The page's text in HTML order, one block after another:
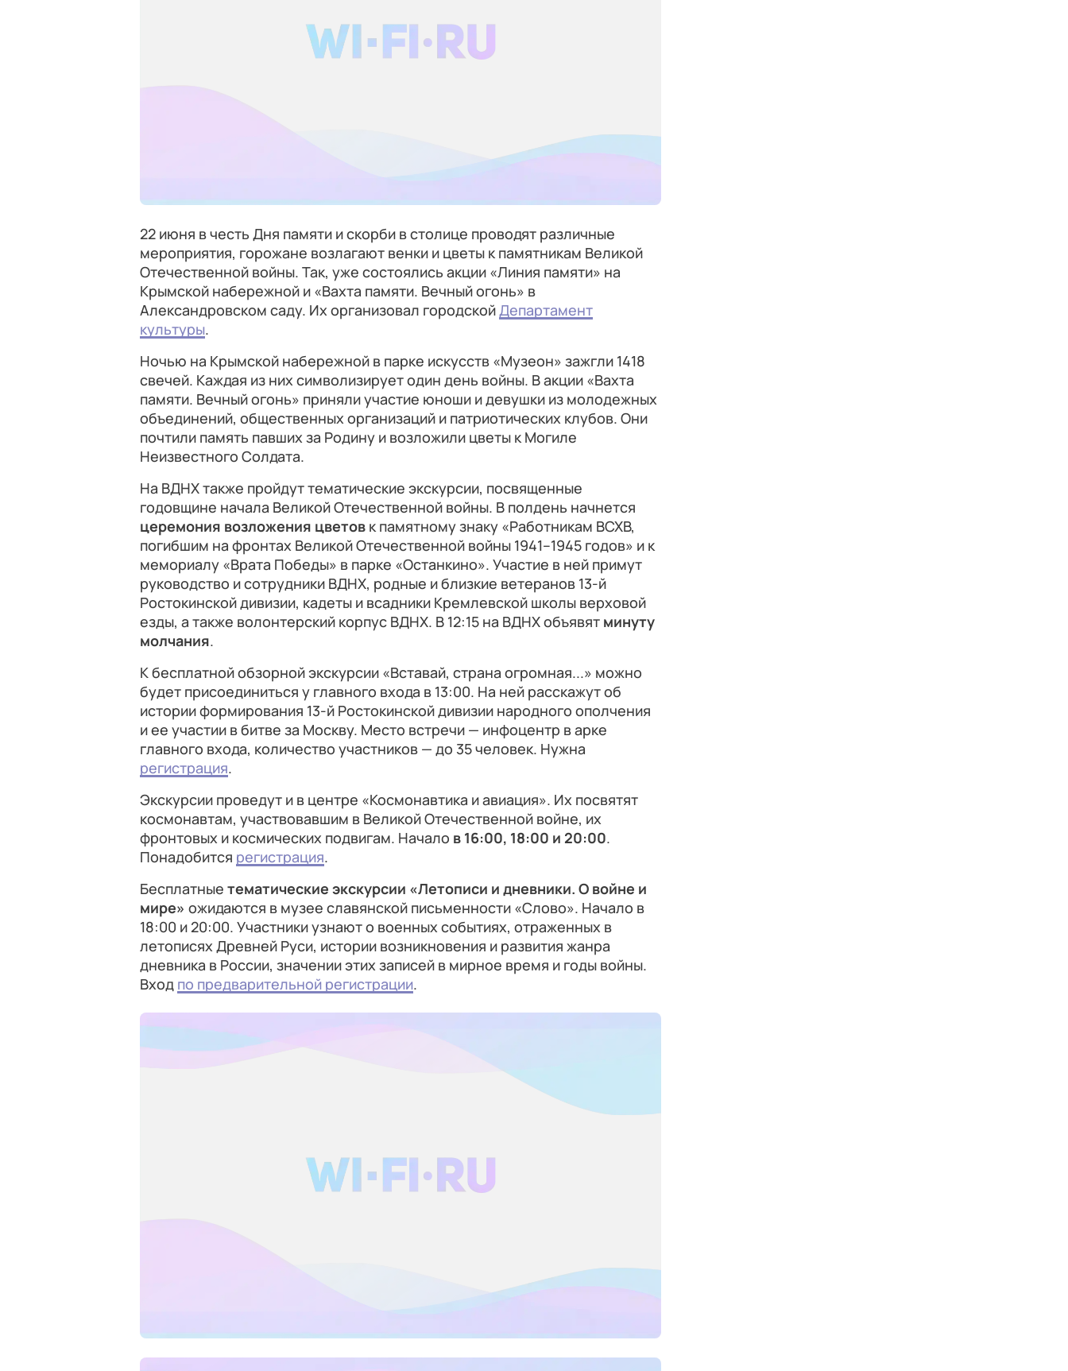
22 июня в честь Дня памяти и скорби в столице проводят различные
мероприятия, горожане возлагают венки и цветы к памятникам Великой
Отечественной войны. Так, уже состоялись акции «Линия памяти» на
Крымской набережной и «Вахта памяти. Вечный огонь» в
Александровском саду. Их организовал городскойДепартамент
культуры.
Ночью на Крымской набережной в парке искусств «Музеон» зажгли 1418
свечей. Каждая из них символизирует один день войны. В акции «Вахта
памяти. Вечный огонь» приняли участие юноши и девушки из молодежных
объединений, общественных организаций и патриотических клубов. Они
почтили память павших за Родину и возложили цветы к Могиле
Неизвестного Солдата.
На ВДНХ также пройдут тематические экскурсии, посвященные
годовщине начала Великой Отечественной войны. В полдень начнется
церемония возложения цветов к памятному знаку «Работникам ВСХВ,
погибшим на фронтах Великой Отечественной войны 1941–1945 годов» и к
мемориалу «Врата Победы» в парке «Останкино». Участие в ней примут
руководство и сотрудники ВДНХ, родные и близкие ветеранов 13-й
Ростокинской дивизии, кадеты и всадники Кремлевской школы верховой
езды, а также волонтерский корпус ВДНХ. В 12:15 на ВДНХ объявят минуту
молчания.
К бесплатной обзорной экскурсии «Вставай, страна огромная...» можно
будет присоединиться у главного входа в 13:00. На ней расскажут об
истории формирования 13-й Ростокинской дивизии народного ополчения
и ее участии в битве за Москву. Место встречи — инфоцентр в арке
главного входа, количество участников — до 35 человек. Нужна
регистрация.
Экскурсии проведут и в центре «Космонавтика и авиация». Их посвятят
космонавтам, участвовавшим в Великой Отечественной войне, их
фронтовых и космических подвигам. Начало в 16:00, 18:00 и 20:00.
Понадобится регистрация.
Бесплатные тематические экскурсии «Летописи и дневники. О войне и
мире» ожидаются в музее славянской письменности «Слово». Начало в
18:00 и 20:00. Участники узнают о военных событиях, отраженных в
летописях Древней Руси, истории возникновения и развития жанра
дневника в России, значении этих записей в мирное время и годы войны.
Вход по предварительной регистрации.